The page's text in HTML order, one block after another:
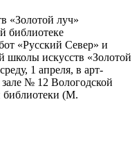
«Русский Север» и
школы искусств «Золотой
1 апреля, в арт-
№ 12 Вологодской
библиотеки (М.